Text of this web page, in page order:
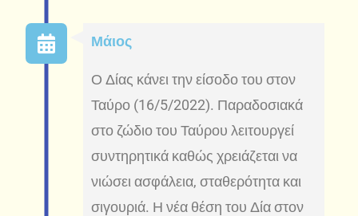
Μάιος
Ο Δίας κάνει την είσοδο του στον
Ταύρο (16/5/2022). Παραδοσιακά
στο ζώδιο του Ταύρου λειτουργεί
συντηρητικά καθώς χρειάζεται να
νιώσει ασφάλεια, σταθερότητα και
σιγουριά. Η νέα θέση του Δία στον